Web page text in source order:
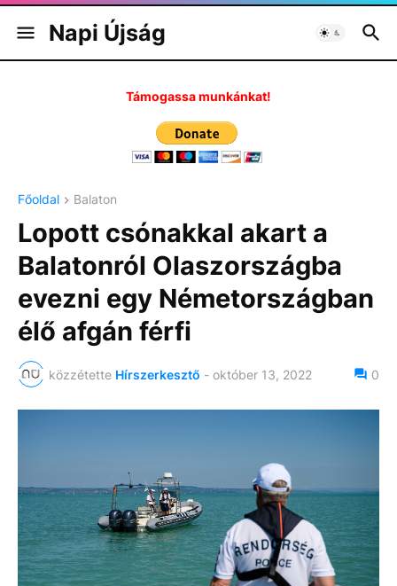
Napi Újság
Támogassa munkánkat!
Főoldal Balaton
Lopott csónakkal akart a
Balatonról Olaszországba
evezni egy Németországban
élő afgán férfi
közzétette Hírszerkesztő - október 13, 2022 0